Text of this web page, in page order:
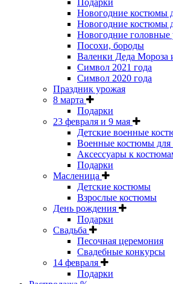
Новогодние костюмы
Новогодние костюмы
Новогодние головные
Посохи, бороды
Валенки Деда Мороза
Символ 2021 года
Символ 2020 года
Праздник урожая
8 марта
Подарки
23 февраля и 9 мая
Детские военные
Военные костюмы для
Аксессуары к
Подарки
Масленица
Детские костюмы
Взрослые костюмы
День рождения
Подарки
Свадьба
Песочная церемония
Свадебные конкурсы
14 февраля
Подарки